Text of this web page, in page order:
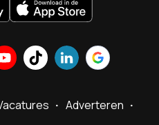
Adverteren